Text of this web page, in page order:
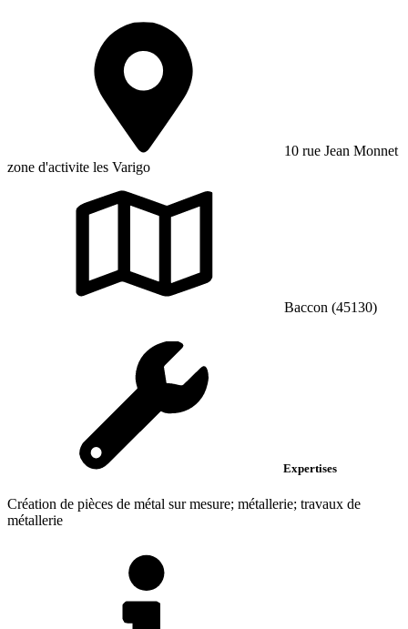
10 rue Jean Monnet
zone d'activite les Varigo
Baccon (45130)
Expertises
Création de pièces de métal sur mesure; métallerie; travaux de
métallerie